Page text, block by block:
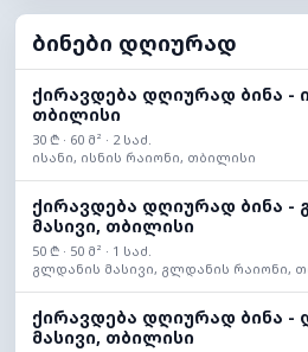
ბინები დღიურად
ქირავდება დღიურად ბინა -
თბილისი
30 ₾ · 60 მ² · 2 საძ.
ისანი, ისნის რაიონი, თბილისი
ქირავდება დღიურად ბინა -
მასივი, თბილისი
50 ₾ · 50 მ² · 1 საძ.
გლდანის მასივი, გლდანის რაიონი,
ქირავდება დღიურად ბინა -
მასივი, თბილისი